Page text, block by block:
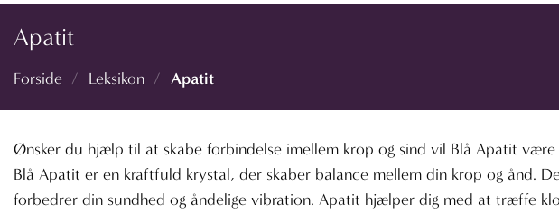
Apatit
Forside / Leksikon / Apatit
Ønsker du hjælp til at skabe forbindelse imellem krop og sind vil Blå Apatit være
Blå Apatit er en kraftfuld krystal, der skaber balance mellem din krop og ånd.
forbedrer din sundhed og åndelige vibration. Apatit hjælper dig med at træffe